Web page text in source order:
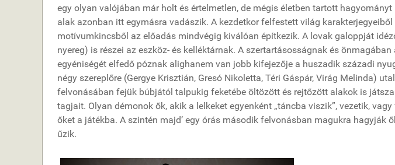
egy olyan valójában már holt és értelmetlen, de mégis életben tartott
alak azonban itt egymásra vadászik. A kezdetkor felfestett világ
motívumkincsből az előadás mindvégig kiválóan építkezik. A lovak galoppját
nyereg) is részei az eszköz- és kelléktárnak. A szertartásosságnak és
egyéniségét elfedő póznak alighanem van jobb kifejezője a huszadik századi
négy szereplőre (Gergye Krisztián, Gresó Nikoletta, Téri Gáspár, Virág Melinda)
felvonásában fejük búbjától talpukig feketébe öltözött és rejtőzött alakok is
tagjait. Olyan démonok ők, akik a lelkeket egyenként „táncba viszik”, vezetik,
őket a játékba. A szintén majd’ egy órás második felvonásban magukra hagyják
űzik.